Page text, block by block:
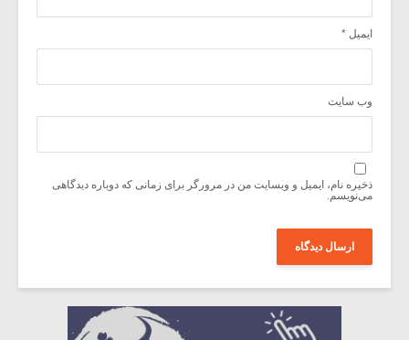
ایمیل *
وب‌ سایت
ذخیره نام، ایمیل و وبسایت من در مرورگر برای زمانی که دوباره دیدگاهی
می‌نویسم.